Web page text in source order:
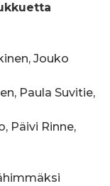
Jouko
Paula Suvitie,
Päivi Rinne,